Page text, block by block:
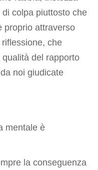
colpa piuttosto che
proprio attraverso
che
del rapporto
noi giudicate
mentale è
la conseguenza